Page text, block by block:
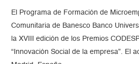
El Programa de Formación de
Comunitaria de Banesco Banco
la XVIII edición de los Premios
“Innovación Social de la empresa”. El